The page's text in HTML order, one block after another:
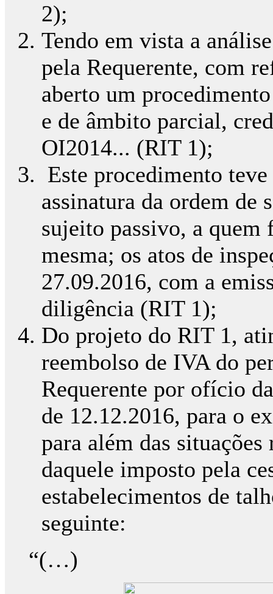
2);
Tendo em vista a
pela Requerente, com
aberto um
e de âmbito parcial,
OI2014... (RIT 1);
Este procedimento
assinatura da ordem de
sujeito passivo, a quem
mesma; os atos de
27.09.2016, com a
diligência (RIT 1);
Do projeto do RIT 1,
reembolso de IVA do
Requerente por ofício
de 12.12.2016, para o
para além das
daquele imposto pela
estabelecimentos de
seguinte:
“(…)